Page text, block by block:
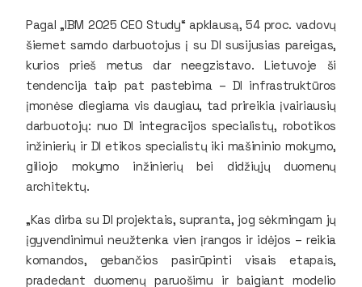
Pagal „IBM 2025 CEO Study“ apklausą, 54 proc. vadovų
šiemet samdo darbuotojus į su DI susijusias pareigas,
kurios prieš metus dar neegzistavo. Lietuvoje ši
tendencija taip pat pastebima – DI infrastruktūros
įmonėse diegiama vis daugiau, tad prireikia įvairiausių
darbuotojų: nuo DI integracijos specialistų, robotikos
inžinierių ir DI etikos specialistų iki mašininio mokymo,
giliojo mokymo inžinierių bei didžiųjų duomenų
architektų.
„Kas dirba su DI projektais, supranta, jog sėkmingam jų
įgyvendinimui neužtenka vien įrangos ir idėjos – reikia
komandos, gebančios pasirūpinti visais etapais,
pradedant duomenų paruošimu ir baigiant modelio